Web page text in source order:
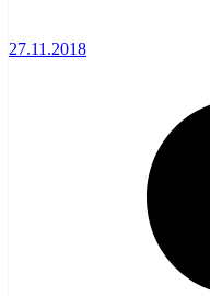
27.11.2018